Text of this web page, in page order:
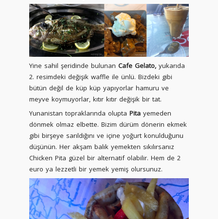
Yine sahil şeridinde bulunan Cafe Gelato, yukarıda
2. resimdeki değişik waffle ile ünlü. Bizdeki gibi
bütün değil de küp küp yapıyorlar hamuru ve
meyve koymuyorlar, kıtır kıtır değişik bir tat.
Yunanistan topraklarında olupta Pita yemeden
dönmek olmaz elbette. Bizim dürüm dönerin ekmek
gibi birşeye sarıldığını ve içine yoğurt konulduğunu
düşünün. Her akşam balık yemekten sıkılırsanız
Chicken Pita güzel bir alternatif olabilir. Hem de 2
euro ya lezzetli bir yemek yemiş olursunuz.